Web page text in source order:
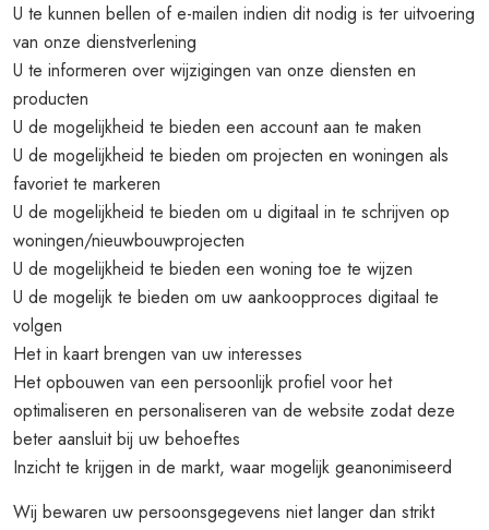
U te kunnen bellen of e-mailen indien dit nodig is ter uitvoering
van onze dienstverlening
U te informeren over wijzigingen van onze diensten en
producten
U de mogelijkheid te bieden een account aan te maken
U de mogelijkheid te bieden om projecten en woningen als
favoriet te markeren
U de mogelijkheid te bieden om u digitaal in te schrijven op
woningen/nieuwbouwprojecten
U de mogelijkheid te bieden een woning toe te wijzen
U de mogelijk te bieden om uw aankoopproces digitaal te
volgen
Het in kaart brengen van uw interesses
Het opbouwen van een persoonlijk profiel voor het
optimaliseren en personaliseren van de website zodat deze
beter aansluit bij uw behoeftes
Inzicht te krijgen in de markt, waar mogelijk geanonimiseerd
Wij bewaren uw persoonsgegevens niet langer dan strikt